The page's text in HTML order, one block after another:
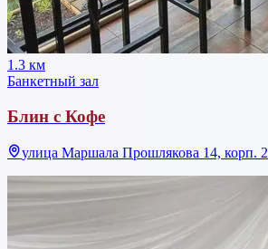
1.3 км
Банкетный зал
Блин с Кофе
улица Маршала Прошлякова 14, корп. 2